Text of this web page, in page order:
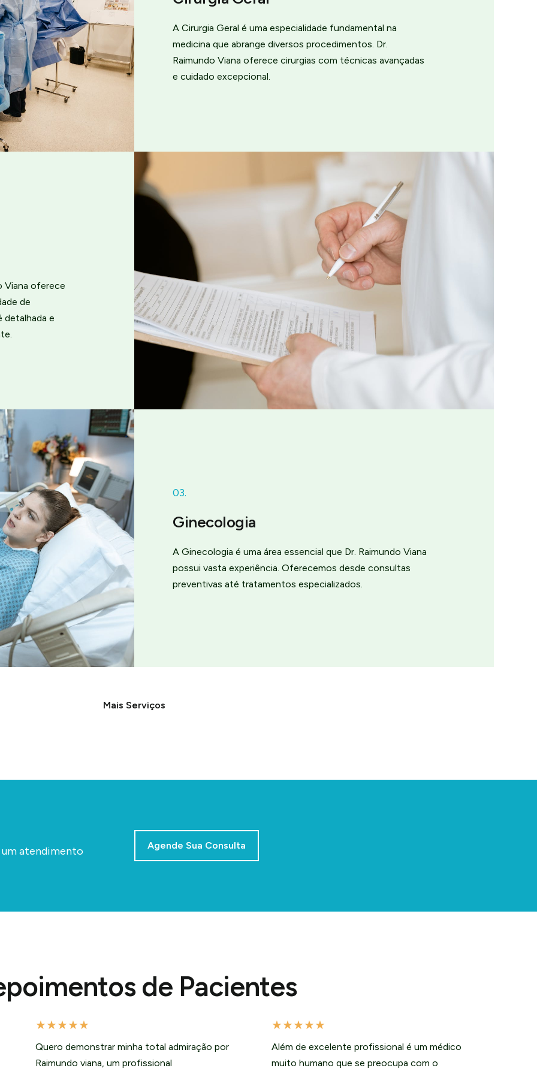
A Cirurgia Geral é uma especialidade fundamental na
medicina que abrange diversos procedimentos. Dr.
Raimundo Viana oferece cirurgias com técnicas avançadas
e cuidado excepcional.
Viana oferece
de
detalhada e
03.
Ginecologia
A Ginecologia é uma área essencial que Dr. Raimundo Viana
possui vasta experiência. Oferecemos desde consultas
preventivas até tratamentos especializados.
Mais Serviços
atendimento Agende Sua Consulta
de Pacientes
★★★★★
Quero demonstrar minha total admiração por
Raimundo viana, um profissional
★★★★★
Além de excelente profissional é um médico
muito humano que se preocupa com o